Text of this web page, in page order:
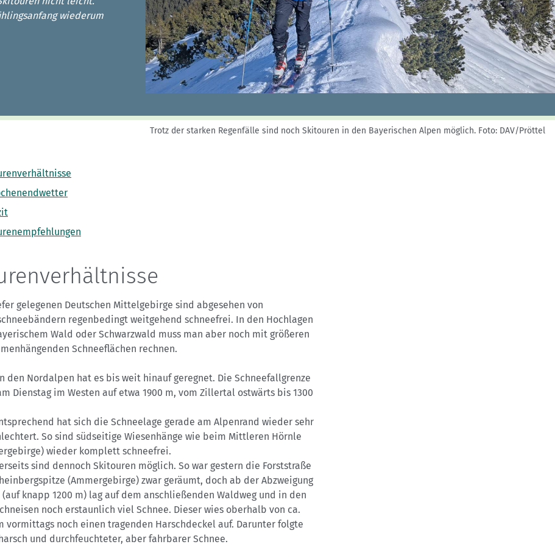
Wandern und Bergsteigen
Wettkampfklettern
wiederum
Trotz der starken Regenfälle sind noch Skitouren in den Bayerischen Alpen möglich. Foto: DAV/Pröttel
gelegenen Deutschen Mittelgebirge sind abgesehen von
regenbedingt weitgehend schneefrei. In den Hochlagen
Wald oder Schwarzwald muss man aber noch mit größeren
Schneeflächen rechnen.
den Nordalpen hat es bis weit hinauf geregnet. Die Schneefallgrenze
Dienstag im Westen auf etwa 1900 m, vom Zillertal ostwärts bis 1300
hat sich die Schneelage gerade am Alpenrand wieder sehr
So sind südseitige Wiesenhänge wie beim Mittleren Hörnle
wieder komplett schneefrei.
sind dennoch Skitouren möglich. So war gestern die Forststraße
(Ammergebirge) zwar geräumt, doch ab der Abzweigung
(auf knapp 1200 m) lag auf dem anschließenden Waldweg und in den
noch erstaunlich viel Schnee. Dieser wies oberhalb von ca.
vormittags noch einen tragenden Harschdeckel auf. Darunter folgte
und durchfeuchteter, aber fahrbarer Schnee.